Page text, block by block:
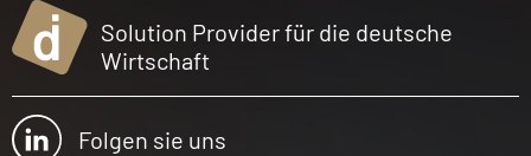
Solution Provider für die deutsche
Wirtschaft
Folgen sie uns